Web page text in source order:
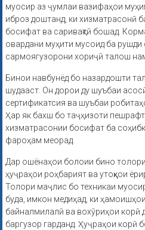
муосир аз ҷумлаи вазифаҳои
иброз доштанд, ки хизматрасонӣ
босифат ва саривақтӣ бошад.
овардани муҳити мусоид ба рушди
сармоягузорони хориҷӣ талош
Бинои навбунёд бо назардошти
шудааст. Он дорои ду шуъбаи
сертификатсия ва шуъбаи
Ҳар як бахш бо таҷҳизоти
хизматрасонии босифат ба
фароҳам меорад.
Дар ошёнаҳои болоии бино
ҳуҷраҳои роҳбарият ва утоқҳои
Толори маҷлис бо техникаи
буда, имкон медиҳад, ки
байналмилалӣ ва вохӯриҳои корӣ
баргузор гарданд. Ҳуҷраҳои корӣ